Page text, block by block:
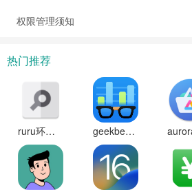
权限管理须知
热门推荐
ruru环境检测工具安卓版 geekbench6天梯图软件下载